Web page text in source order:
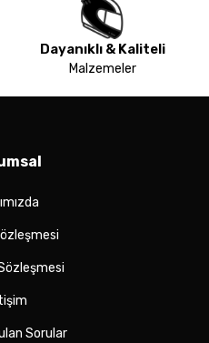
Dayanıklı & Kaliteli
Malzemeler
Sözleşmesi
Sorular